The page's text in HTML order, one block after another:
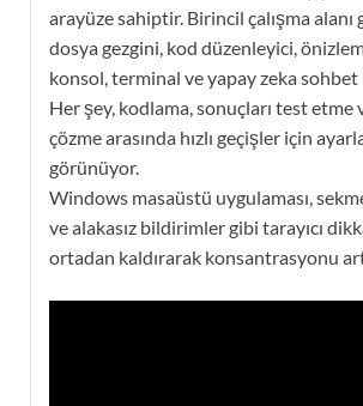
arayüze sahiptir. Birincil çalışma
dosya gezgini, kod düzenleyici,
konsol, terminal ve yapay zeka
Her şey, kodlama, sonuçları test etme
çözme arasında hızlı geçişler için
görünüyor.
Windows masaüstü uygulaması,
ve alakasız bildirimler gibi tarayıcı
ortadan kaldırarak konsantrasyonu